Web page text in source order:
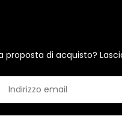
di acquisto?